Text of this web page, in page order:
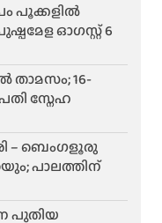
പൂക്കളിൽ
ഓഗസ്റ്റ് 6
താമസം; 16-
സ്നേഹ
– ബെംഗളൂരു
പാലത്തിന്
പുതിയ